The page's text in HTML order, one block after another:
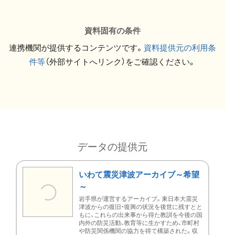
資料固有の条件
連携機関が提供するコンテンツです。 資料提供元の利用条
件等（外部サイトへリンク）をご確認ください。
データの提供元
いわて震災津波アーカイブ～希望
～
岩手県が運営するアーカイブ。東日本大震災
津波からの復旧・復興の状況を後世に残すとと
もに、これらの出来事から得た教訓を今後の国
内外の防災活動、教育等に生かすため、市町村
や防災関係機関の協力を得て構築された。収